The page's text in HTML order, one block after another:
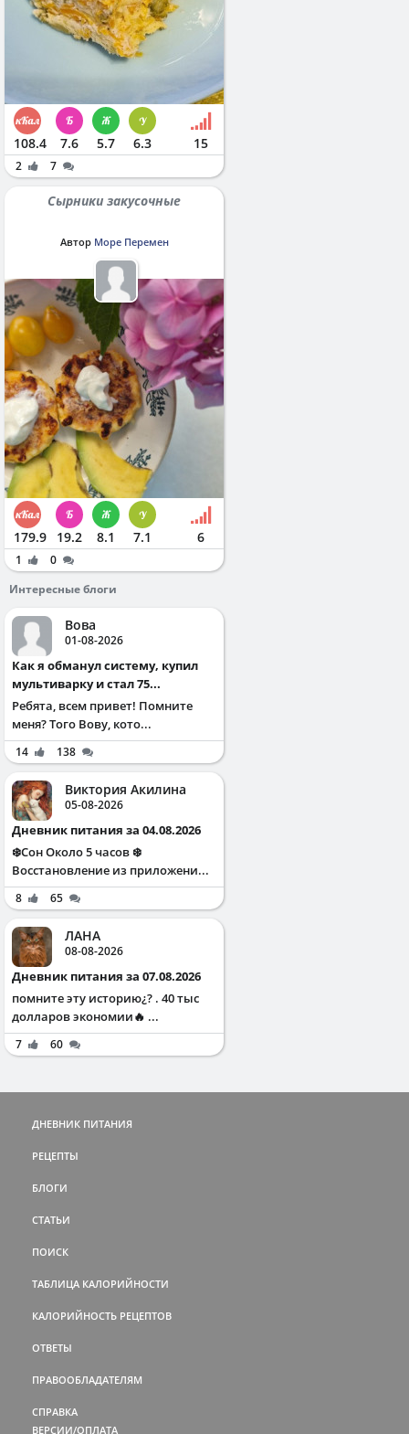
108.4 7.6 5.7 6.3 15
2 7
Сырники закусочные
Автор Море Перемен
179.9 19.2 8.1 7.1 6
1
0
Интересные блоги
Вова
01-08-2026
Как я обманул систему, купил
мультиварку и стал 75...
Ребята, всем привет! Помните
меня? Того Вову, кото...
14 138
Виктория Акилина
05-08-2026
Дневник питания за 04.08.2026
❄️Сон Около 5 часов ❄️
Восстановление из приложени...
8 65
ЛАНА
08-08-2026
Дневник питания за 07.08.2026
помните эту историю¿? . 40 тыс
долларов экономии🔥 ...
7 60
ДНЕВНИК ПИТАНИЯ
РЕЦЕПТЫ
БЛОГИ
СТАТЬИ
ПОИСК
ТАБЛИЦА КАЛОРИЙНОСТИ
КАЛОРИЙНОСТЬ РЕЦЕПТОВ
ОТВЕТЫ
ПРАВООБЛАДАТЕЛЯМ
СПРАВКА
ВЕРСИИ/ОПЛАТА